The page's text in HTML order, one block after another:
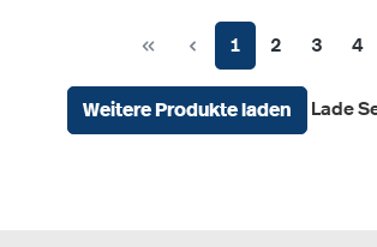
Seite
1 Seite
2 Seite
3 4
Weitere Produkte laden Lade